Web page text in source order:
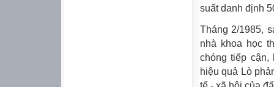
suất danh định
Tháng 2/1985,
nhà khoa học
chóng tiếp cận,
hiệu quả Lò